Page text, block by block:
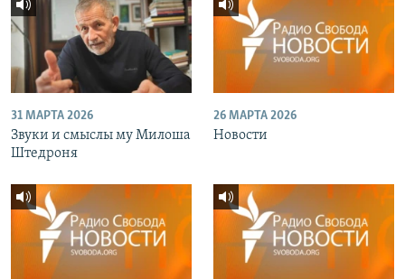
31 МАРТА 2026
Звуки и смыслы му Милоша
Штедроня
26 МАРТА 2026
Новости